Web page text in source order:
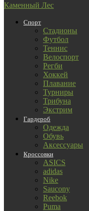
Каменный Лес
Спорт
Стадионы
Футбол
Теннис
Велоспорт
Регби
Хоккей
Плавание
Турниры
Трибуна
Экстрим
Гардероб
Одежда
Обувь
Аксессуары
Кроссовки
ASICS
adidas
Nike
Saucony
Reebok
Puma